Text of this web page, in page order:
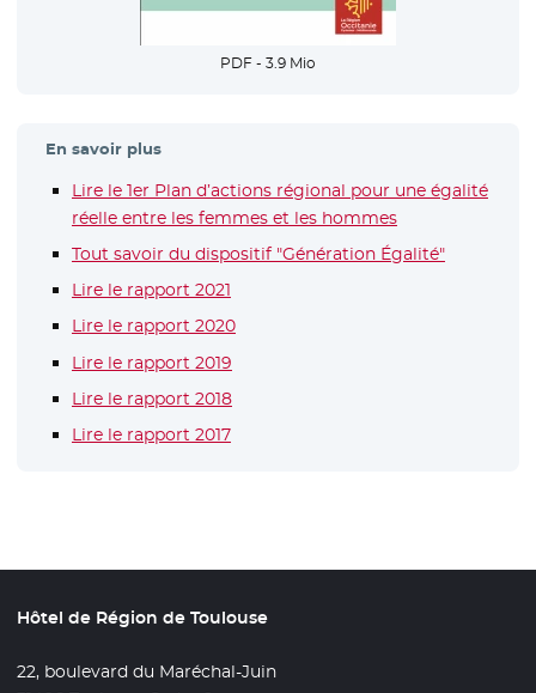
PDF - 3.9 Mio
En savoir plus
Lire le 1er Plan d’actions régional pour une égalité
réelle entre les femmes et les hommes
Tout savoir du dispositif "Génération Égalité"
Lire le rapport 2021
Lire le rapport 2020
Lire le rapport 2019
Lire le rapport 2018
Lire le rapport 2017
Hôtel de Région de Toulouse
22, boulevard du Maréchal-Juin